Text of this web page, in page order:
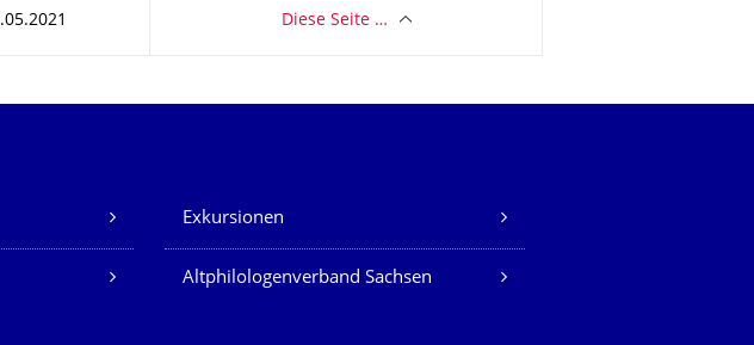
Diese Seite …
Exkursionen
Altphilologenverband Sachsen